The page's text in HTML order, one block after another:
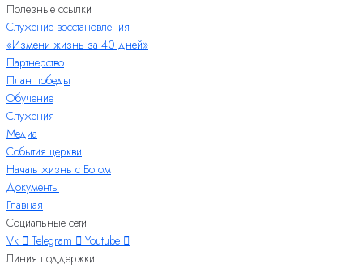
Полезные ссылки
Служение восстановления
«Измени жизнь за 40 дней»
Партнерство
План победы
Обучение
Служения
Медиа
События церкви
Начать жизнь с Богом
Документы
Главная
Социальные сети
Vk
Telegram
Youtube
Линия поддержки